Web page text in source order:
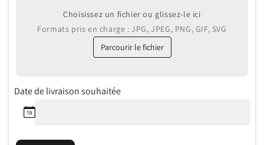
Choisissez un fichier ou glissez-le ici
Formats pris en charge : JPG, JPEG, PNG, GIF, SVG
Parcourir le fichier
Date de livraison souhaitée